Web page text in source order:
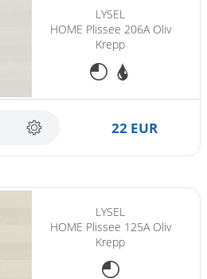
LYSEL
HOME Plissee 206A Oliv
Krepp
22 EUR
LYSEL
HOME Plissee 125A Oliv
Krepp